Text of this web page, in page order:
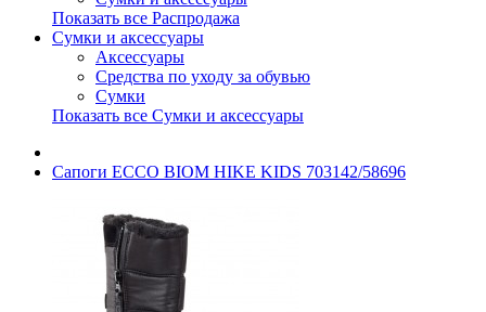
Показать все Распродажа
Сумки и аксессуары
Аксессуары
Средства по уходу за обувью
Сумки
Показать все Сумки и аксессуары
Сапоги ECCO BIOM HIKE KIDS 703142/58696